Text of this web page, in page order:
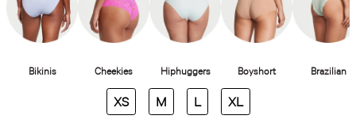
XS M L XL